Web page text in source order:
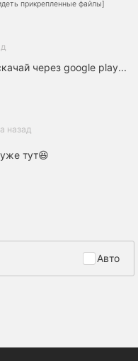
прикрепленные файлы]
через google play...
назад
тут😆
Авто